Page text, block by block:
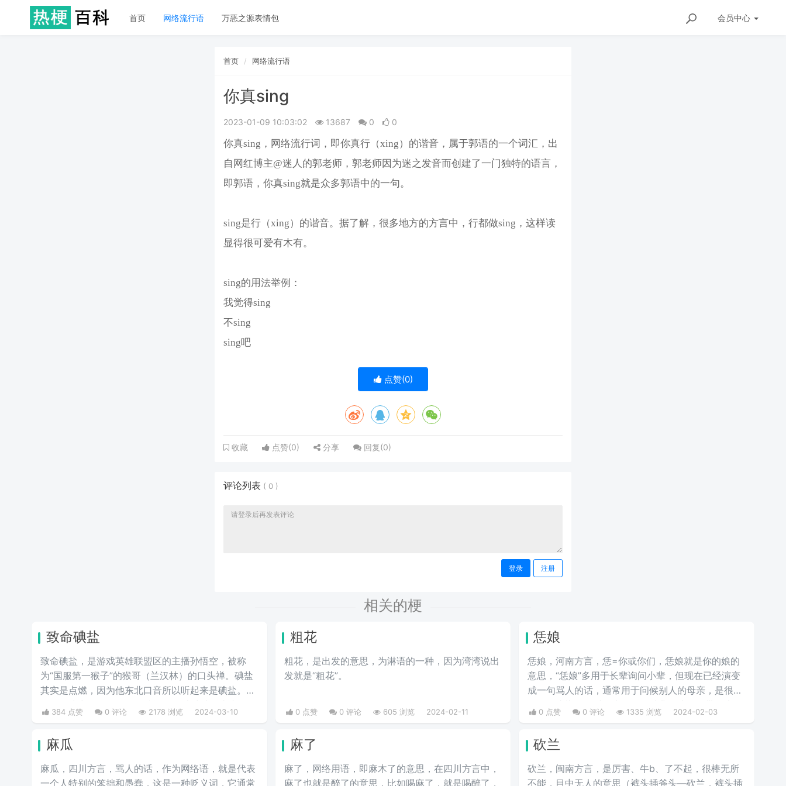
首页 网络流行语 万恶之源表情包 会员中心
首页 网络流行语
你真sing
2023-01-09 10:03:02 13687 0 0
你真sing，网络流行词，即你真行（xing）的谐音，属于郭语的一个词汇，出
自网红博主@迷人的郭老师，郭老师因为迷之发音而创建了一门独特的语言，
即郭语，你真sing就是众多郭语中的一句。
sing是行（xing）的谐音。据了解，很多地方的方言中，行都做sing，这样读
显得很可爱有木有。
sing的用法举例：
我觉得sing
不sing
sing吧
点赞(0)
收藏 点赞(0) 分享 回复(0)
评论列表 ( 0 )
登录 注册
相关的梗
致命碘盐
致命碘盐，是游戏英雄联盟区的主播孙悟空，被称
为“国服第一猴子”的猴哥（兰汉林）的口头禅。碘盐
其实是点燃，因为他东北口音所以听起来是碘盐。点
害。
384 点赞 0 评论 2178 浏览 2024-03-10
粗花
粗花，是出发的意思，为淋语的一种，因为湾湾说出
发就是“粗花”。
0 点赞 0 评论 605 浏览 2024-02-11
恁娘
恁娘，河南方言，恁=你或你们，恁娘就是你的娘的
意思，“恁娘”多用于长辈询问小辈，但现在已经演变
成一句骂人的话，通常用于问候别人的母亲，是很多
或风趣色彩的称呼方式，尤其是在与同辈朋友的交流
0 点赞 0 评论 1335 浏览 2024-02-03
麻瓜
麻瓜，四川方言，骂人的话，作为网络语，就是代表
一个人特别的笨拙和愚蠢，这是一种贬义词，它通常
麻了
麻了，网络用语，即麻木了的意思，在四川方言中，
麻了也就是醉了的意思，比如喝麻了，就是喝醉了，
砍兰
砍兰，闽南方言，是厉害、牛b、了不起，很棒无所
不能，目中无人的意思（裤头插斧头—砍兰，裤头插